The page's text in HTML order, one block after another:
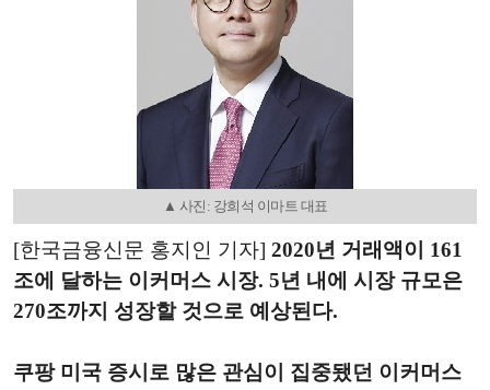
▲ 사진: 강희석 이마트 대표
[한국금융신문 홍지인 기자] 2020년 거래액이 161
조에 달하는 이커머스 시장. 5년 내에 시장 규모은
270조까지 성장할 것으로 예상된다.
쿠팡 미국 증시로 많은 관심이 집중됐던 이커머스